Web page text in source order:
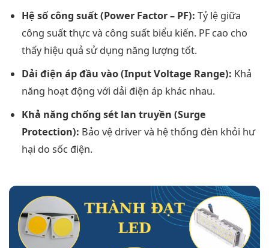
Hệ số công suất (Power Factor – PF): Tỷ lệ giữa
công suất thực và công suất biểu kiến. PF cao cho
thấy hiệu quả sử dụng năng lượng tốt.
Dải điện áp đầu vào (Input Voltage Range): Khả
năng hoạt động với dải điện áp khác nhau.
Khả năng chống sét lan truyền (Surge
Protection): Bảo vệ driver và hệ thống đèn khỏi hư
hại do sốc điện.